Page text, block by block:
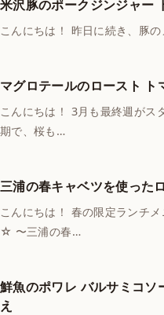
米沢豚のポークジンジャー
こんにちは！ 昨日に続き、豚
マグロテールのロースト ト
こんにちは！ 3月も最終週がス
期で、桜も…
三浦の春キャベツを使った
こんにちは！ 春の限定ランチ
☆ 〜三浦の春…
鮮魚のポワレ バルサミコソ
え